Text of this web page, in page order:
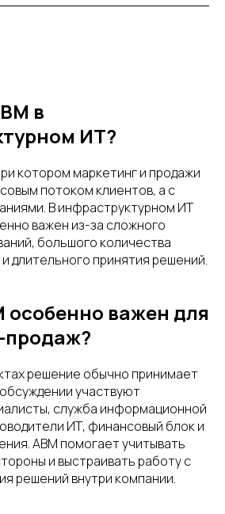
в
ИТ?
котором маркетинг и продажи
потоком клиентов, а с
В инфраструктурном ИТ
важен из-за сложного
большого количества
длительного принятия решений.
особенно важен для
продаж?
решение обычно принимает
участвуют
служба информационной
ИТ, финансовый блок и
ABM помогает учитывать
и выстраивать работу с
решений внутри компании.